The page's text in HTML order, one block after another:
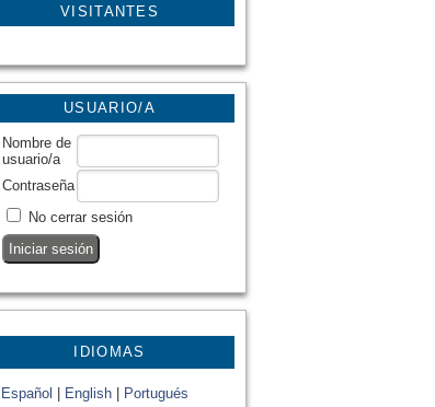
VISITANTES
USUARIO/A
Nombre de
usuario/a
Contraseña
No cerrar sesión
IDIOMAS
Español English Portugués